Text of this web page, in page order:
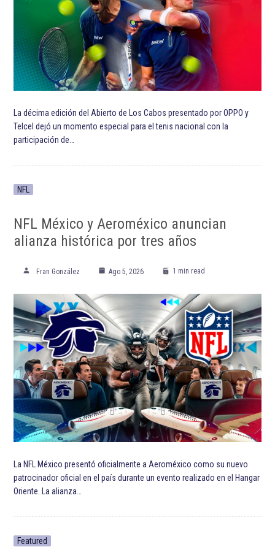
La décima edición del Abierto de Los Cabos presentado por OPPO y
Telcel dejó un momento especial para el tenis nacional con la
participación de…
NFL
NFL México y Aeroméxico anuncian
alianza histórica por tres años
Fran González Ago 5, 2026 1 min read
La NFL México presentó oficialmente a Aeroméxico como su nuevo
patrocinador oficial en el país durante un evento realizado en el Hangar
Oriente. La alianza…
Featured